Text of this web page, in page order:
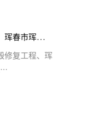
珲春市三道沟~雪岱山村段堤防水毁修复工程、珲春市珲春河柳亭堤防水毁修复工程、珲春市珲春河孟岭堤防水毁修复工程、珲春市城区骆驼河回水堤左岸堤防水毁修复工程、珲春市红旗河电站上游左岸砂石坝心墙消险加固工程
修复工程、珲